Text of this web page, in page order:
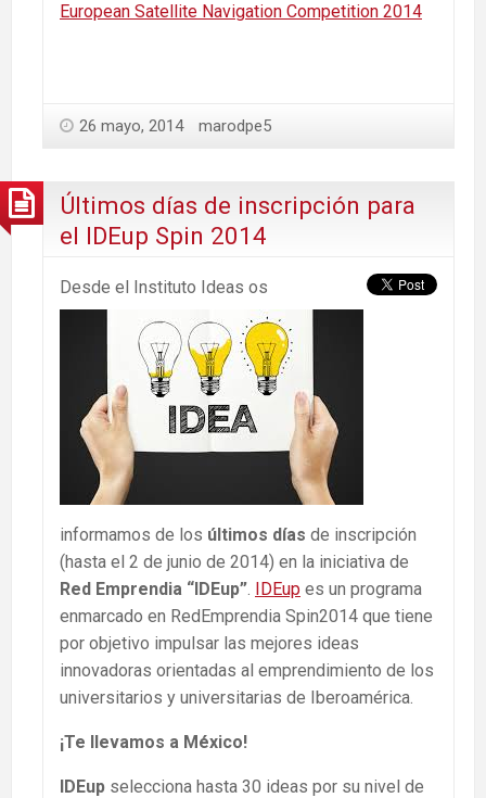
European Satellite Navigation Competition 2014
26 mayo, 2014 marodpe5
Últimos días de inscripción para
el IDEup Spin 2014
Desde el Instituto Ideas os
informamos de los últimos días de inscripción
(hasta el 2 de junio de 2014) en la iniciativa de
Red Emprendia “IDEup” IDEup es un programa
enmarcado en RedEmprendia Spin2014 que tiene
por objetivo impulsar las mejores ideas
innovadoras orientadas al emprendimiento de los
universitarios y universitarias de Iberoamérica.
¡Te llevamos a México!
IDEup selecciona hasta 30 ideas por su nivel de